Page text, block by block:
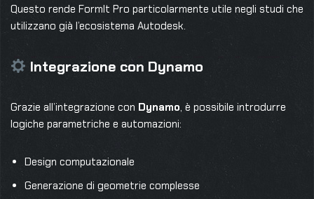
Questo rende FormIt Pro particolarmente utile negli studi che
utilizzano già l’ecosistema Autodesk.
Integrazione con Dynamo
Grazie all’integrazione con Dynamo, è possibile introdurre
logiche parametriche e automazioni:
Design computazionale
Generazione di geometrie complesse